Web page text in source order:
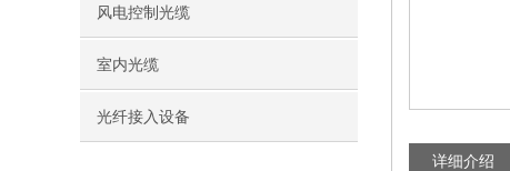
风电控制光缆
室内光缆
光纤接入设备
详细介绍